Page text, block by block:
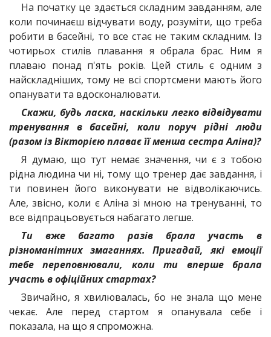
На початку це здається складним завданням, але
коли починаєш відчувати воду, розуміти, що треба
робити в басейні, то все стає не таким складним. Із
чотирьох стилів плавання я обрала брас. Ним я
плаваю понад п'ять років. Цей стиль є одним з
найскладніших, тому не всі спортсмени мають його
опанувати та вдосконалювати.
Скажи, будь ласка, наскільки легко відвідувати
тренування в басейні, коли поруч рідні люди
(разом із Вікторією плаває її менша сестра Аліна)?
Я думаю, що тут немає значення, чи є з тобою
рідна людина чи ні, тому що тренер дає завдання, і
ти повинен його виконувати не відволікаючись.
Але, звісно, коли є Аліна зі мною на тренуванні, то
все відпрацьовується набагато легше.
Ти вже багато разів брала участь в
різноманітних змаганнях. Пригадай, які емоції
тебе переповнювали, коли ти вперше брала
участь в офіційних стартах?
Звичайно, я хвилювалась, бо не знала що мене
чекає. Але перед стартом я опанувала себе і
показала, на що я спроможна.